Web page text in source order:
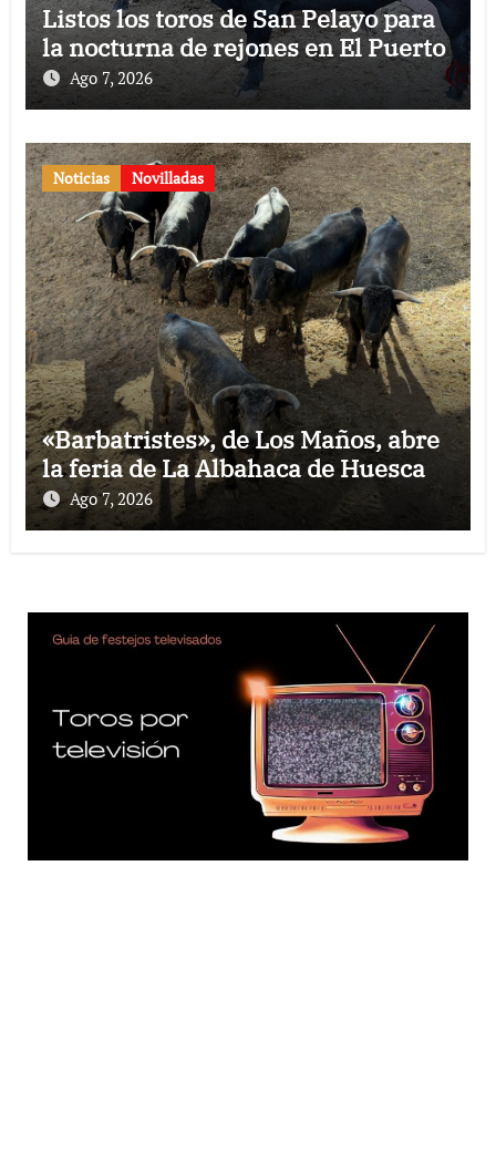
Listos los toros de San Pelayo para
la nocturna de rejones en El Puerto
Ago 7, 2026
Noticias Novilladas
«Barbatristes», de Los Maños, abre
la feria de La Albahaca de Huesca
Ago 7, 2026